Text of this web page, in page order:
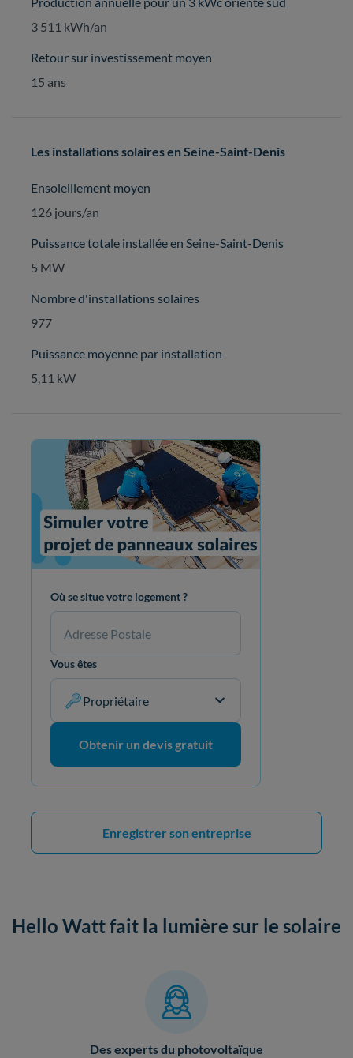
3 511 kWh/an
Retour sur investissement moyen
15 ans
Les installations solaires en Seine-Saint-Denis
Ensoleillement moyen
126 jours/an
Puissance totale installée en Seine-Saint-Denis
5 MW
Nombre d'installations solaires
977
Puissance moyenne par installation
5,11 kW
Où se situe votre logement ?
Vous êtes
Propriétaire
Obtenir un devis gratuit
Enregistrer son entreprise
Hello Watt fait la lumière sur le solaire
Des experts du photovoltaïque